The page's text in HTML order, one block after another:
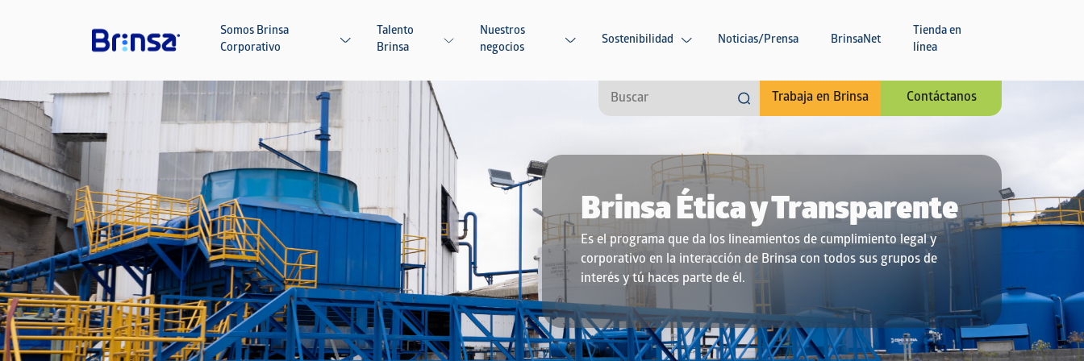
Somos Brinsa
Corporativo
Talento
Brinsa
Nuestros
negocios
Sostenibilidad Noticias/Prensa BrinsaNet
Tienda en
línea
Trabaja en Brinsa Contáctanos
Brinsa Ética y Transparente
Es el programa que da los lineamientos de cumplimiento legal y
corporativo en la interacción de Brinsa con todos sus grupos de
interés y tú haces parte de él.